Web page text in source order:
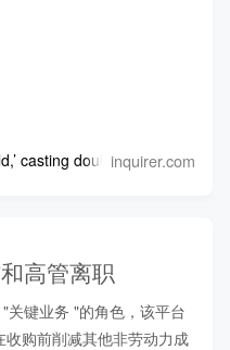
casting doubt on $44B deal
inquirer.com
高管离职
关键业务 "的角色，该平台
购前削减其他非劳动力成